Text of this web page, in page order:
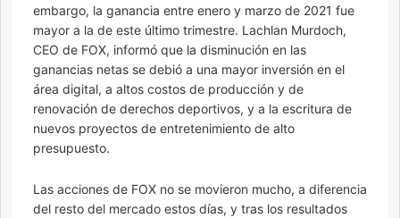
embargo, la ganancia entre enero y marzo de 2021 fue
mayor a la de este último trimestre. Lachlan Murdoch,
CEO de FOX, informó que la disminución en las
ganancias netas se debió a una mayor inversión en el
área digital, a altos costos de producción y de
renovación de derechos deportivos, y a la escritura de
nuevos proyectos de entretenimiento de alto
presupuesto.
Las acciones de FOX no se movieron mucho, a diferencia
del resto del mercado estos días, y tras los resultados